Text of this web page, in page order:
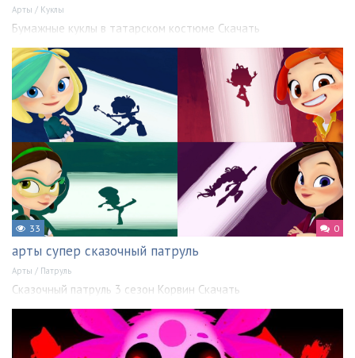
Арты / Куклы
Бумажные куклы в татарском костюме Скачать
33 0
арты супер сказочный патруль
Арты / Патруль
Сказочный патруль 3 сезон Корвин Скачать